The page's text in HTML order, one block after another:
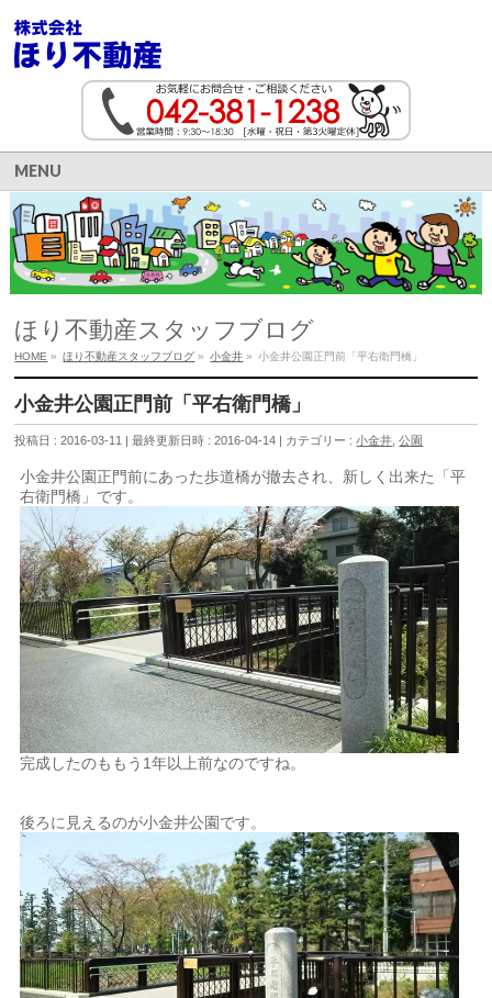
MENU
ほり不動産スタッフブログ
HOME » ほり不動産スタッフブログ » 小金井 » 小金井公園正門前「平右衛門橋」
小金井公園正門前「平右衛門橋」
投稿日 : 2016-03-11 最終更新日時 : 2016-04-14 カテゴリー :小金井 ,公園
小金井公園正門前にあった歩道橋が撤去され、新しく出来た「平
右衛門橋」です。
完成したのももう1年以上前なのですね。
後ろに見えるのが小金井公園です。